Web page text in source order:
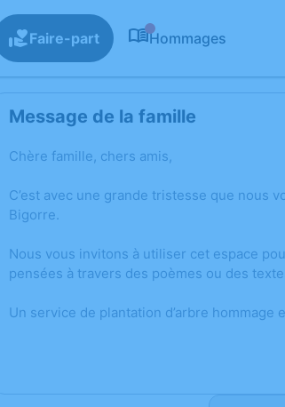
Faire-part Hommages
Message de la famille
Chère famille, chers amis,
C’est avec une grande tristesse que nous
Bigorre.
Nous vous invitons à utiliser cet espace
pensées à travers des poèmes ou des
Un service de plantation d’arbre hommage